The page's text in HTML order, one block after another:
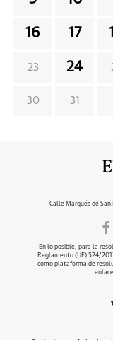
16 17
23 24
30 31
Calle Marqués de San
En lo posible, para la
Reglamento (UE) 524/
como plataforma de
enlace